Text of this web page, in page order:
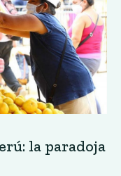
la paradoja